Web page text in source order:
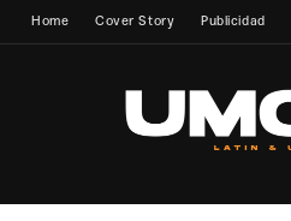
Home Cover Story Publicidad